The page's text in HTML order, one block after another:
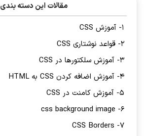
مقالات این دسته بندی
1- آموزش CSS
2- قواعد نوشتاری CSS
3- آموزش سلکتورها در CSS
4- آموزش اضافه کردن CSS به HTML
5- آموزش کامنت در CSS
6- css background image
7- CSS Borders